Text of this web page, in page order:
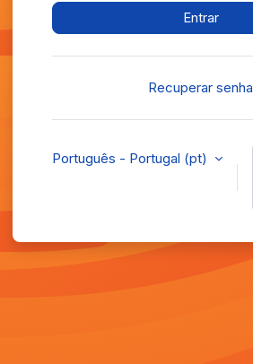
Entrar
Recuperar senha
Português - Portugal ‎(pt)‎